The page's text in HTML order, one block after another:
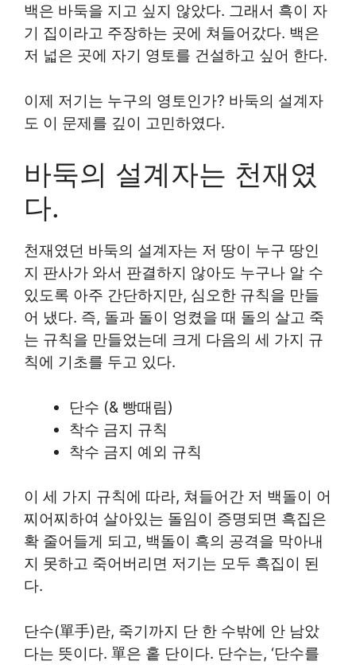
백은 바둑을 지고 싶지 않았다. 그래서 흑이 자
기 집이라고 주장하는 곳에 쳐들어갔다. 백은
저 넓은 곳에 자기 영토를 건설하고 싶어 한다.
이제 저기는 누구의 영토인가? 바둑의 설계자
도 이 문제를 깊이 고민하였다.
바둑의 설계자는 천재였
다.
천재였던 바둑의 설계자는 저 땅이 누구 땅인
지 판사가 와서 판결하지 않아도 누구나 알 수
있도록 아주 간단하지만, 심오한 규칙을 만들
어 냈다. 즉, 돌과 돌이 엉켰을 때 돌의 살고 죽
는 규칙을 만들었는데 크게 다음의 세 가지 규
칙에 기초를 두고 있다.
단수 (& 빵때림)
착수 금지 규칙
착수 금지 예외 규칙
이 세 가지 규칙에 따라, 쳐들어간 저 백돌이 어
찌어찌하여 살아있는 돌임이 증명되면 흑집은
확 줄어들게 되고, 백돌이 흑의 공격을 막아내
지 못하고 죽어버리면 저기는 모두 흑집이 된
다.
단수(單手)란, 죽기까지 단 한 수밖에 안 남았
다는 뜻이다. 單은 홑 단이다. 단수는, ‘단수를